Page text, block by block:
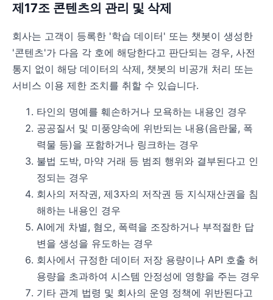
제17조 콘텐츠의 관리 및 삭제
회사는 고객이 등록한 '학습 데이터' 또는 챗봇이 생성한
'콘텐츠'가 다음 각 호에 해당한다고 판단되는 경우, 사전
통지 없이 해당 데이터의 삭제, 챗봇의 비공개 처리 또는
서비스 이용 제한 조치를 취할 수 있습니다.
타인의 명예를 훼손하거나 모욕하는 내용인 경우
공공질서 및 미풍양속에 위반되는 내용(음란물, 폭
력물 등)을 포함하거나 링크하는 경우
불법 도박, 마약 거래 등 범죄 행위와 결부된다고 인
정되는 경우
회사의 저작권, 제3자의 저작권 등 지식재산권을 침
해하는 내용인 경우
AI에게 차별, 혐오, 폭력을 조장하거나 부적절한 답
변을 생성을 유도하는 경우
회사에서 규정한 데이터 저장 용량이나 API 호출 허
용량을 초과하여 시스템 안정성에 영향을 주는 경우
기타 관계 법령 및 회사의 운영 정책에 위반된다고